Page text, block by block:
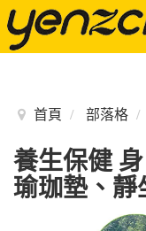
首頁 部落格
養生保健
瑜珈墊、靜